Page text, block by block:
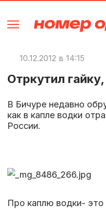
10.12.2012 в 14:15
Отркутил
В Бичуре недавно
как в капле водки
России.
Про каплю водки- это